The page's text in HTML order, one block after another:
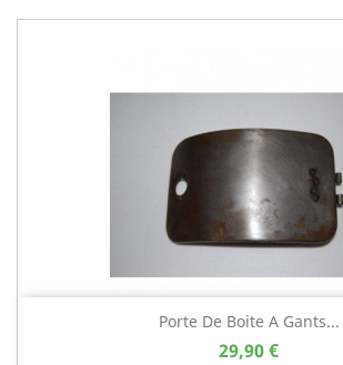
Porte De Boite A Gants...
29,90 €